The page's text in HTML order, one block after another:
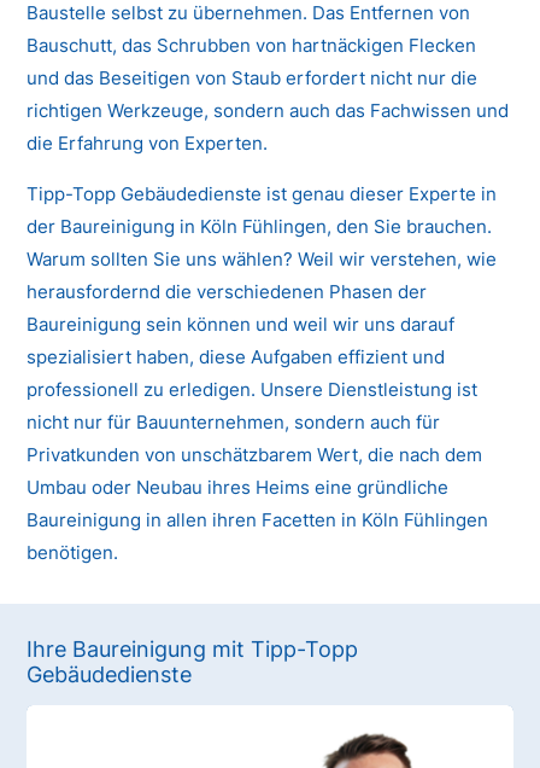
Baustelle selbst zu übernehmen. Das Entfernen von
Bauschutt, das Schrubben von hartnäckigen Flecken
und das Beseitigen von Staub erfordert nicht nur die
richtigen Werkzeuge, sondern auch das Fachwissen und
die Erfahrung von Experten.
Tipp-Topp Gebäudedienste ist genau dieser Experte in
der Baureinigung in Köln Fühlingen, den Sie brauchen.
Warum sollten Sie uns wählen? Weil wir verstehen, wie
herausfordernd die verschiedenen Phasen der
Baureinigung sein können und weil wir uns darauf
spezialisiert haben, diese Aufgaben effizient und
professionell zu erledigen. Unsere Dienstleistung ist
nicht nur für Bauunternehmen, sondern auch für
Privatkunden von unschätzbarem Wert, die nach dem
Umbau oder Neubau ihres Heims eine gründliche
Baureinigung in allen ihren Facetten in Köln Fühlingen
benötigen.
Ihre Baureinigung mit Tipp-Topp
Gebäudedienste